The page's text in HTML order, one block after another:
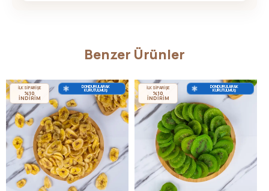
Benzer Ürünler
DONDURULARAK
KURUTULMUŞ
İLK SİPARİŞE
%10
İNDİRİM
DONDURULARAK
KURUTULMUŞ
İLK SİPARİŞE
%10
İNDİRİM